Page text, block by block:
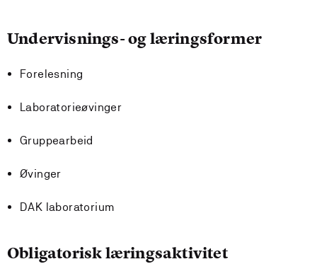
Undervisnings- og læringsformer
Forelesning
Laboratorieøvinger
Gruppearbeid
Øvinger
DAK laboratorium
Obligatorisk læringsaktivitet